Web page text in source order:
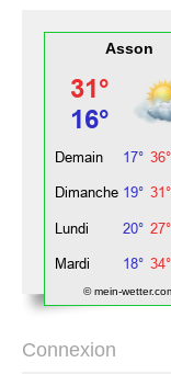
Asson
© mein-
Connexion